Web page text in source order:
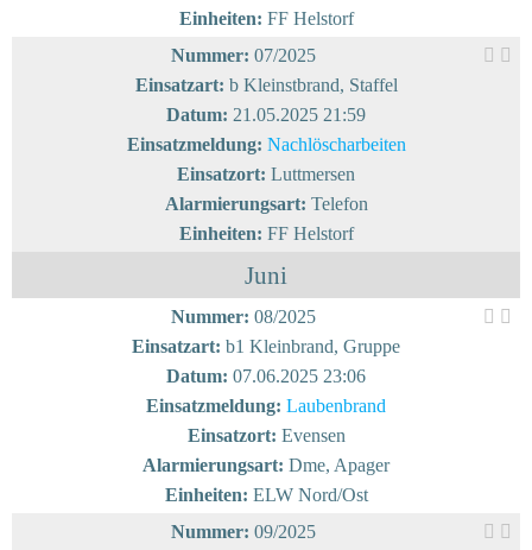
Einheiten: FF Helstorf
Nummer: 07/2025
Einsatzart: b Kleinstbrand, Staffel
Datum: 21.05.2025 21:59
Einsatzmeldung: Nachlöscharbeiten
Einsatzort: Luttmersen
Alarmierungsart: Telefon
Einheiten: FF Helstorf
Juni
Nummer: 08/2025
Einsatzart: b1 Kleinbrand, Gruppe
Datum: 07.06.2025 23:06
Einsatzmeldung: Laubenbrand
Einsatzort: Evensen
Alarmierungsart: Dme, Apager
Einheiten: ELW Nord/Ost
Nummer: 09/2025